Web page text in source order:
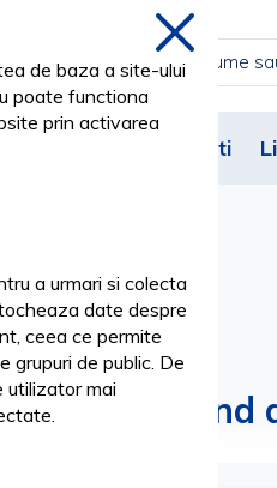
Noutati
incepand
inchide
de baza a site-ului
poate functiona
prin activarea
a urmari si colecta
date despre
ceea ce permite
grupuri de public. De
utilizator mai